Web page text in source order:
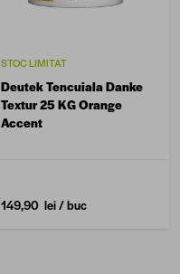
STOC LIMITAT
Deutek Tencuiala Danke
Textur 25 KG Orange
Accent
149,90 lei/ buc